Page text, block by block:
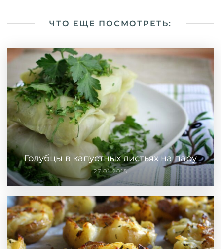
ЧТО ЕЩЕ ПОСМОТРЕТЬ:
Голубцы в капустных листьях на пару
27.01.2015